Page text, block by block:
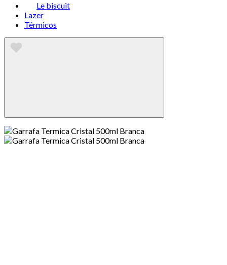
Le biscuit
Lazer
Térmicos